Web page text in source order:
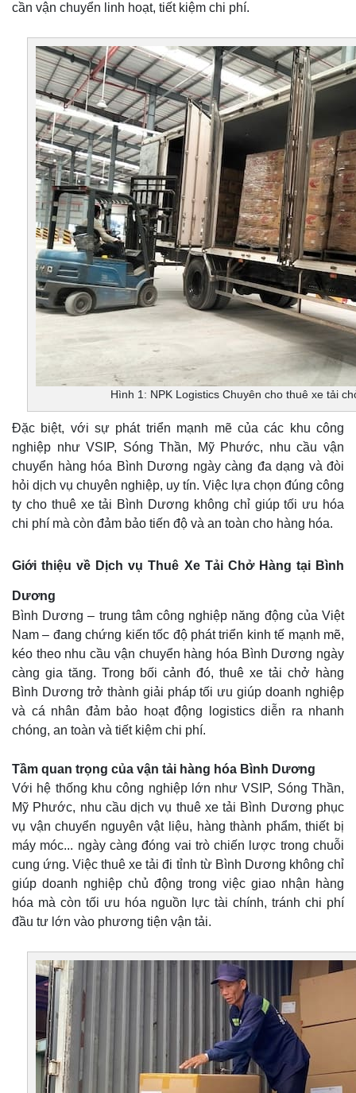
cần vận chuyển linh hoạt, tiết kiệm chi phí.
Hình 1: NPK Logistics Chuyên cho thuê xe tải
Đặc biệt, với sự phát triển mạnh mẽ của các khu công
nghiệp như VSIP, Sóng Thần, Mỹ Phước, nhu cầu vận
chuyển hàng hóa Bình Dương ngày càng đa dạng và đòi
hỏi dịch vụ chuyên nghiệp, uy tín. Việc lựa chọn đúng công
ty cho thuê xe tải Bình Dương không chỉ giúp tối ưu hóa
chi phí mà còn đảm bảo tiến độ và an toàn cho hàng hóa.
Giới thiệu về Dịch vụ Thuê Xe Tải Chở Hàng tại Bình
Dương
Bình Dương – trung tâm công nghiệp năng động của Việt
Nam – đang chứng kiến tốc độ phát triển kinh tế mạnh mẽ,
kéo theo nhu cầu vận chuyển hàng hóa Bình Dương ngày
càng gia tăng. Trong bối cảnh đó, thuê xe tải chở hàng
Bình Dương trở thành giải pháp tối ưu giúp doanh nghiệp
và cá nhân đảm bảo hoạt động logistics diễn ra nhanh
chóng, an toàn và tiết kiệm chi phí.
Tầm quan trọng của vận tải hàng hóa Bình Dương
Với hệ thống khu công nghiệp lớn như VSIP, Sóng Thần,
Mỹ Phước, nhu cầu dịch vụ thuê xe tải Bình Dương phục
vụ vận chuyển nguyên vật liệu, hàng thành phẩm, thiết bị
máy móc... ngày càng đóng vai trò chiến lược trong chuỗi
cung ứng. Việc thuê xe tải đi tỉnh từ Bình Dương không chỉ
giúp doanh nghiệp chủ động trong việc giao nhận hàng
hóa mà còn tối ưu hóa nguồn lực tài chính, tránh chi phí
đầu tư lớn vào phương tiện vận tải.